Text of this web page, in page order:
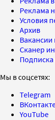
Реклама
Условия
Архив
Вакансии
Сканер
Мы в соцсетях:
Telegram
YouTube